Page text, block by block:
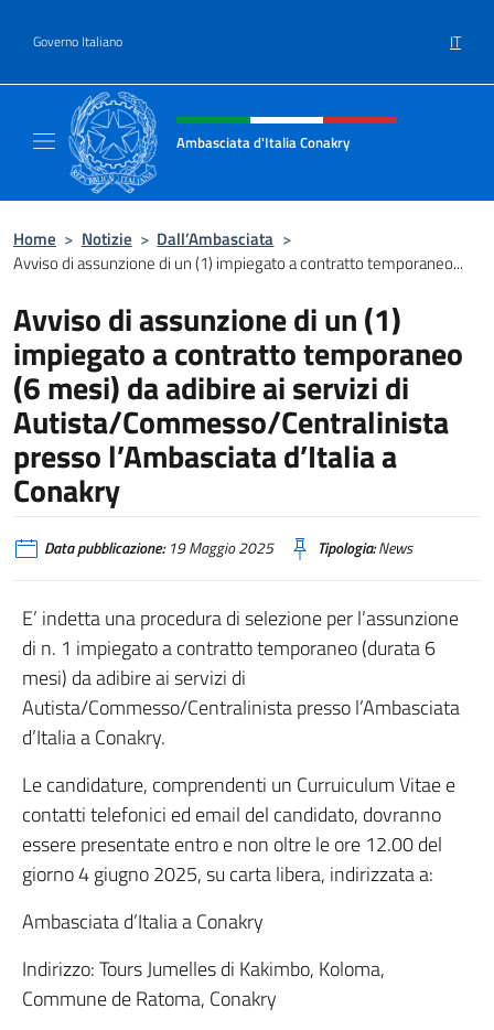
Governo Italiano IT
Intestazione sito, social e menù
Ambasciata d'Italia Conakry
Home > Notizie > Dall’Ambasciata >
Avviso di assunzione di un (1) impiegato a contratto temporaneo...
Avviso di assunzione di un (1)
impiegato a contratto temporaneo
(6 mesi) da adibire ai servizi di
Autista/Commesso/Centralinista
presso l’Ambasciata d’Italia a
Conakry
Data pubblicazione:19 Maggio 2025 Tipologia:News
E’ indetta una procedura di selezione per l’assunzione
di n. 1 impiegato a contratto temporaneo (durata 6
mesi) da adibire ai servizi di
Autista/Commesso/Centralinista presso l’Ambasciata
d’Italia a Conakry.
Le candidature, comprendenti un Curruiculum Vitae e
contatti telefonici ed email del candidato, dovranno
essere presentate entro e non oltre le ore 12.00 del
giorno 4 giugno 2025, su carta libera, indirizzata a:
Ambasciata d’Italia a Conakry
Indirizzo: Tours Jumelles di Kakimbo, Koloma,
Commune de Ratoma, Conakry